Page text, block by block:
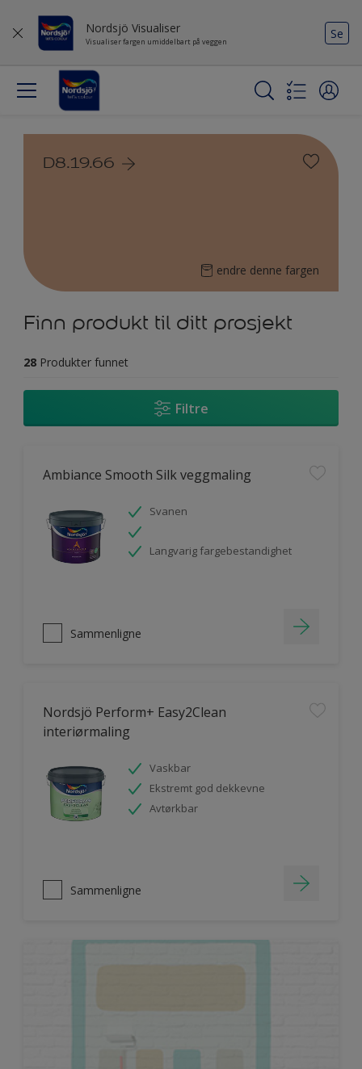
Nordsjö Visualiser
Visualiser fargen umiddelbart på veggen
Se
D8.19.66
endre denne fargen
Finn produkt til ditt prosjekt
28 Produkter funnet
Filtre
Ambiance Smooth Silk veggmaling
Svanen
Langvarig fargebestandighet
Sammenligne
Nordsjö Perform+ Easy2Clean
interiørmaling
Vaskbar
Ekstremt god dekkevne
Avtørkbar
Sammenligne